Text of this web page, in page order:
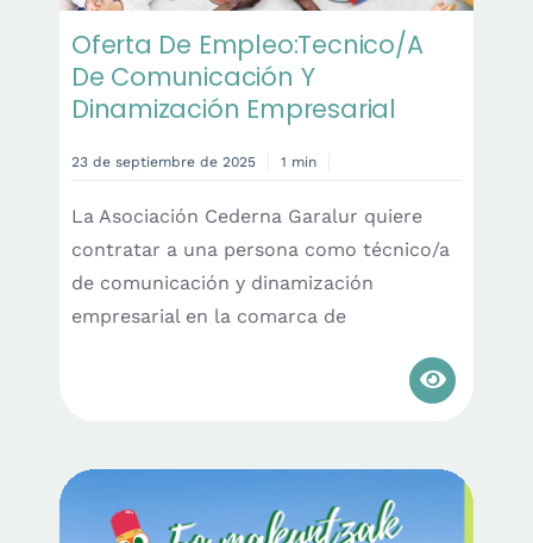
Oferta De Empleo:Tecnico/a
De Comunicación Y
Dinamización Empresarial
23 de septiembre de 2025 1 min
La Asociación Cederna Garalur quiere
contratar a una persona como técnico/a
de comunicación y dinamización
empresarial en la comarca de